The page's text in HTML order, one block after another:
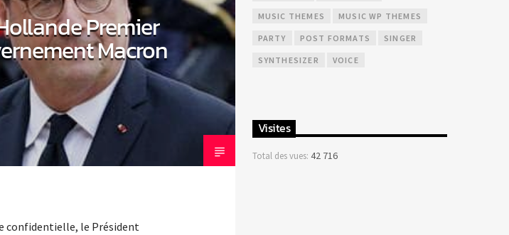
Premier
Macron
confidentielle, le Président
MUSIC THEMES MUSIC WP THEMES
PARTY POST FORMATS SINGER
SYNTHESIZER VOICE
Visites
Total des vues: 42 716